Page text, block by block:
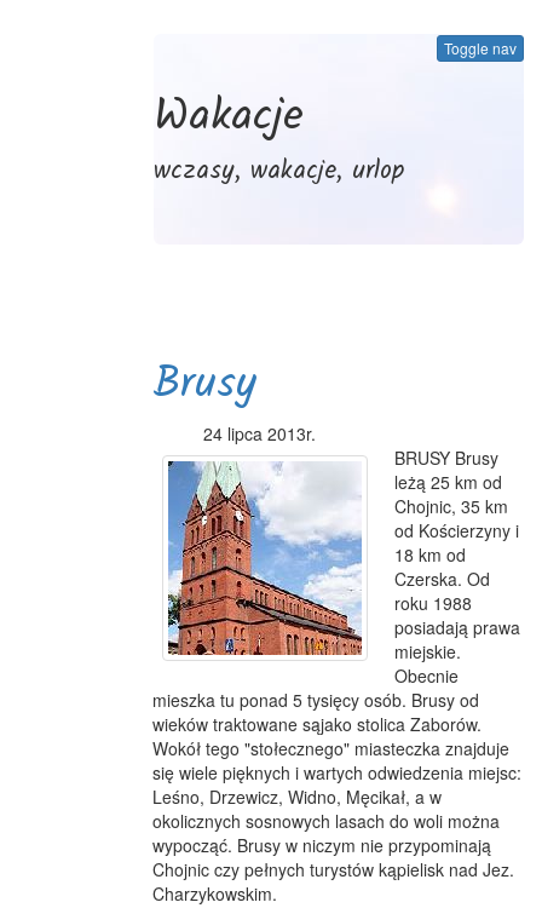
Toggle nav
Wakacje
wczasy, wakacje, urlop
Brusy
24 lipca 2013r.
BRUSY Brusy
leżą 25 km od
Chojnic, 35 km
od Kościerzyny i
18 km od
Czerska. Od
roku 1988
posiadają prawa
miejskie.
Obecnie
mieszka tu ponad 5 tysięcy osób. Brusy od
wieków traktowane sąjako stolica Zaborów.
Wokół tego "stołecznego" miasteczka znajduje
się wiele pięknych i wartych odwiedzenia miejsc:
Leśno, Drzewicz, Widno, Męcikał, a w
okolicznych sosnowych lasach do woli można
wypocząć. Brusy w niczym nie przypominają
Chojnic czy pełnych turystów kąpielisk nad Jez.
Charzykowskim.